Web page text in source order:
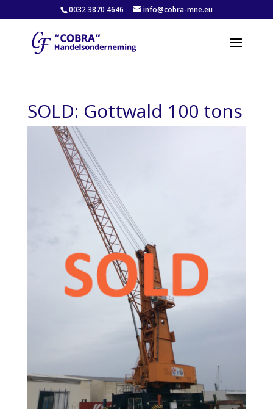
0032 3870 4646 info@cobra-mne.eu
SOLD: Gottwald 100 tons